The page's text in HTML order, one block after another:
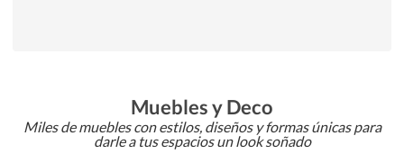
Muebles y Deco
Miles de muebles con estilos, diseños y formas únicas para
darle a tus espacios un look soñado